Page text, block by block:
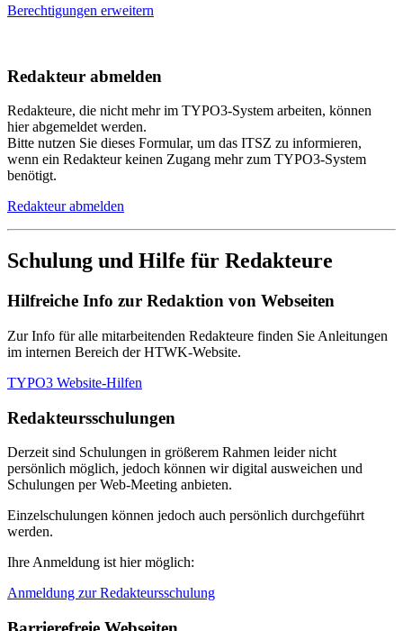
Berechtigungen erweitern
Redakteur abmelden
Redakteure, die nicht mehr im TYPO3-System arbeiten, können
hier abgemeldet werden.
Bitte nutzen Sie dieses Formular, um das ITSZ zu informieren,
wenn ein Redakteur keinen Zugang mehr zum TYPO3-System
benötigt.
Redakteur abmelden
Schulung und Hilfe für Redakteure
Hilfreiche Info zur Redaktion von Webseiten
Zur Info für alle mitarbeitenden Redakteure finden Sie Anleitungen
im internen Bereich der HTWK-Website.
TYPO3 Website-Hilfen
Redakteursschulungen
Derzeit sind Schulungen in größerem Rahmen leider nicht
persönlich möglich, jedoch können wir digital ausweichen und
Schulungen per Web-Meeting anbieten.
Einzelschulungen können jedoch auch persönlich durchgeführt
werden.
Ihre Anmeldung ist hier möglich:
Anmeldung zur Redakteursschulung